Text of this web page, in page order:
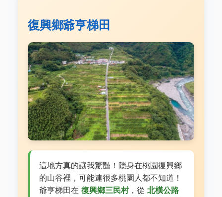
復興鄉爺亨梯田
這地方真的讓我驚豔！隱身在桃園復興鄉
的山谷裡，可能連很多桃園人都不知道！
爺亨梯田在 復興鄉三民村，從 北橫公路